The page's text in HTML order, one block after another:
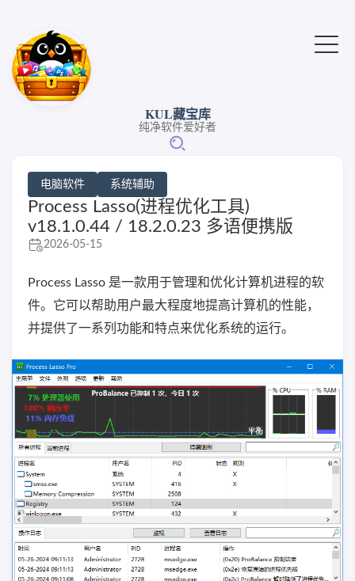
KUL藏宝库
纯净软件爱好者
电脑软件 系统辅助
Process Lasso(进程优化工具)
v18.1.0.44 / 18.2.0.23 多语便携版
2026-05-15
Process Lasso 是一款用于管理和优化计算机进程的软
件。它可以帮助用户最大程度地提高计算机的性能，
并提供了一系列功能和特点来优化系统的运行。